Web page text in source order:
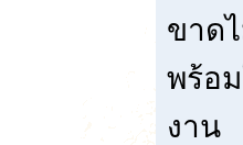
ขาด
พร้อ
งาน